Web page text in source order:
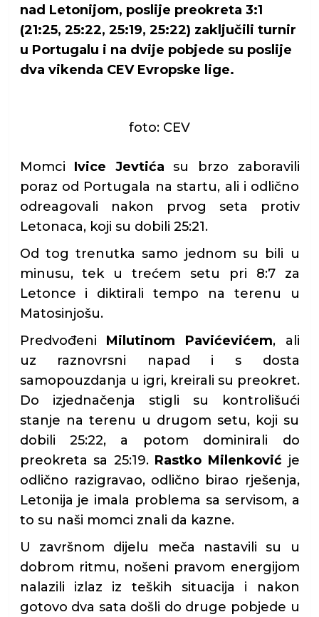
nad Letonijom, poslije preokreta 3:1
(21:25, 25:22, 25:19, 25:22) zaključili turnir
u Portugalu i na dvije pobjede su poslije
dva vikenda CEV Evropske lige.
foto: CEV
Momci Ivice Jevtića su brzo zaboravili
poraz od Portugala na startu, ali i odlično
odreagovali nakon prvog seta protiv
Letonaca, koji su dobili 25:21.
Od tog trenutka samo jednom su bili u
minusu, tek u trećem setu pri 8:7 za
Letonce i diktirali tempo na terenu u
Matosinjošu.
Predvođeni Milutinom Pavićevićem, ali
uz raznovrsni napad i s dosta
samopouzdanja u igri, kreirali su preokret.
Do izjednačenja stigli su kontrolišući
stanje na terenu u drugom setu, koji su
dobili 25:22, a potom dominirali do
preokreta sa 25:19. Rastko Milenkovićje
odlično razigravao, odlično birao rješenja,
Letonija je imala problema sa servisom, a
to su naši momci znali da kazne.
U završnom dijelu meča nastavili su u
dobrom ritmu, nošeni pravom energijom
nalazili izlaz iz teških situacija i nakon
gotovo dva sata došli do druge pobjede u